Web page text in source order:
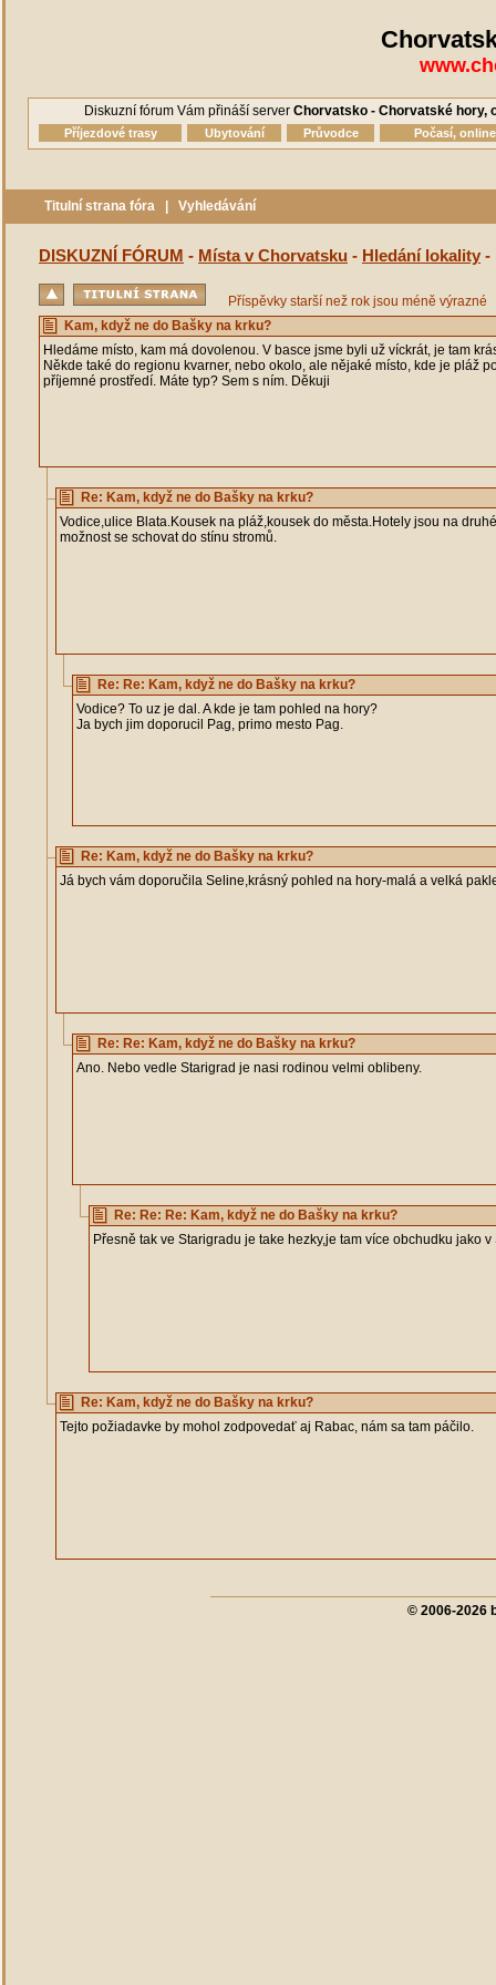
Diskuzní fórum Vám přináší server Chorvatsko - Chorvatské hory,
Příjezdové trasy Ubytování Průvodce Počasí,
Titulní strana fóra Vyhledávání
DISKUZNÍ FÓRUM - Místa v Chorvatsku - Hledání lokality -
Příspěvky starší než rok jsou méně výrazné
Kam, když ne do Bašky na krku?
Hledáme místo, kam má dovolenou. V basce jsme byli už víckrát, je tam
Někde také do regionu kvarner, nebo okolo, ale nějaké místo, kde je pláž
příjemné prostředí. Máte typ? Sem s ním. Děkuji
Re: Kam, když ne do Bašky na krku?
Vodice,ulice Blata.Kousek na pláž,kousek do města.Hotely jsou na
možnost se schovat do stínu stromů.
Re: Re: Kam, když ne do Bašky na krku?
Vodice? To uz je dal. A kde je tam pohled na hory?
Ja bych jim doporucil Pag, primo mesto Pag.
Re: Kam, když ne do Bašky na krku?
Já bych vám doporučila Seline,krásný pohled na hory-malá a velká
Re: Re: Kam, když ne do Bašky na krku?
Ano. Nebo vedle Starigrad je nasi rodinou velmi oblibeny.
Re: Re: Re: Kam, když ne do Bašky na krku?
Přesně tak ve Starigradu je take hezky,je tam více obchudku jako
Re: Kam, když ne do Bašky na krku?
Tejto požiadavke by mohol zodpovedať aj Rabac, nám sa tam páčilo.
© 2006-2026